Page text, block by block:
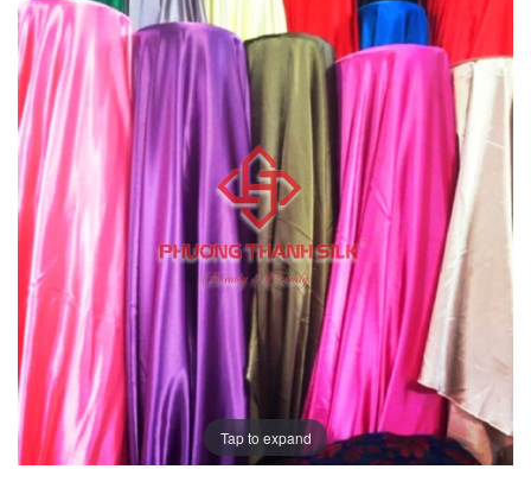
Tap to expand